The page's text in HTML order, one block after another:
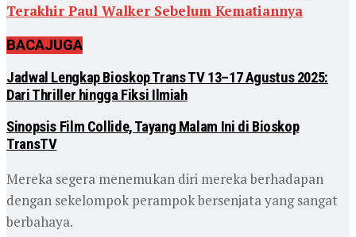
Terakhir Paul Walker Sebelum Kematiannya
BACAJUGA
Jadwal Lengkap Bioskop Trans TV 13–17 Agustus 2025:
Dari Thriller hingga Fiksi Ilmiah
Sinopsis Film Collide, Tayang Malam Ini di Bioskop
TransTV
Mereka segera menemukan diri mereka berhadapan
dengan sekelompok perampok bersenjata yang sangat
berbahaya.